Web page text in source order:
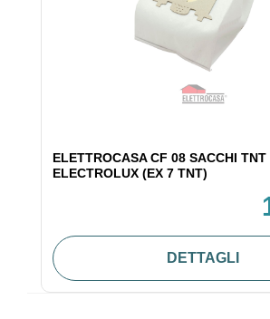
ELETTROCASA CF 08 SACCHI TNT
ELECTROLUX (EX 7 TNT)
DETTAGLI